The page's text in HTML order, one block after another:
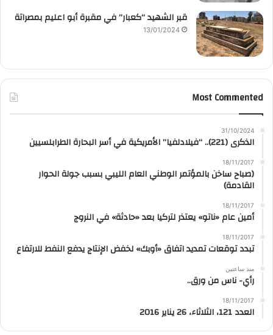
قبر الشهيد “كعبار” في مقبرة أبو اعليم بمصراتة
13/01/2024
Most Commented
31/10/2024
الذكرى (221).. “فيلادلفيا” الأمريكية في أسر البحارة الطرابلسيين
18/11/2017
(صباح ساخن بالمؤتمر الوطني العام الليبي بسبب جولة الحوار
القادمة)
18/11/2017
أمين عام «ناتو» يعتذر لتركيا بعد «حادثة» في النروج
18/11/2017
تبدد توقعات تمديد اتفاق «أوبك» لخفض الإنتاج يدفع النفط للارتفاع
منذ ساعتين
رأي- ناس من ورق..
18/11/2017
العدد 121، الثلاثاء، 26 يناير 2016